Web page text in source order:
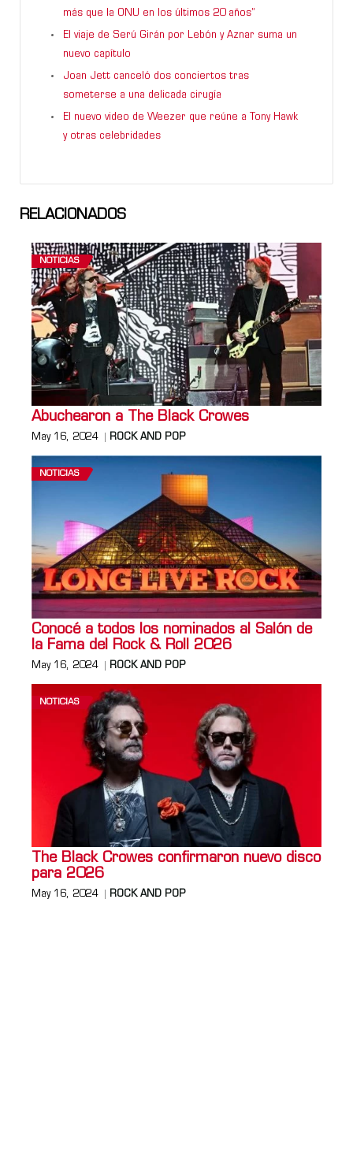
más que la ONU en los últimos 20 años”
El viaje de Serú Girán por Lebón y Aznar suma un
nuevo capítulo
Joan Jett canceló dos conciertos tras
someterse a una delicada cirugía
El nuevo video de Weezer que reúne a Tony Hawk
y otras celebridades
RELACIONADOS
NOTICIAS
Abuchearon a The Black Crowes
May 16, 2024 ROCK AND POP
NOTICIAS
Conocé a todos los nominados al Salón de
la Fama del Rock & Roll 2026
May 16, 2024 ROCK AND POP
NOTICIAS
The Black Crowes confirmaron nuevo disco
para 2026
May 16, 2024 ROCK AND POP